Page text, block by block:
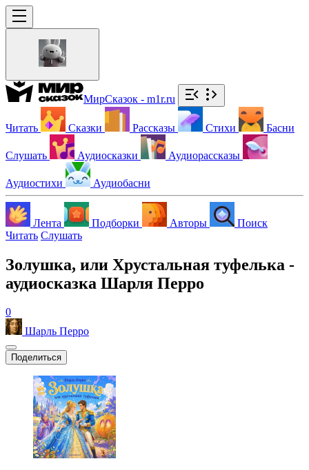
МирСказок - m1r.ru
Читать Сказки Рассказы Стихи Басни
Слушать Аудиосказки Аудиорассказы
Аудиостихи Аудиобасни
Лента Подборки Авторы
Поиск
Читать Слушать
Золушка, или Хрустальная туфелька -
аудиосказка Шарля Перро
0
Шарль Перро
Поделиться